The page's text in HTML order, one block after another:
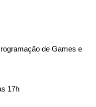
de Games e
17h